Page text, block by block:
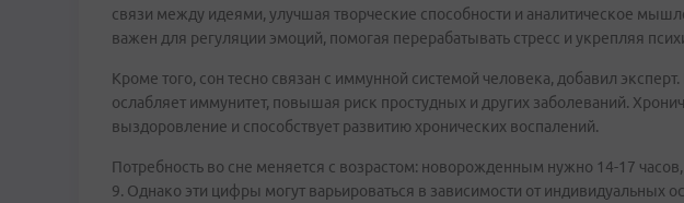
связи между идеями, улучшая творческие способности и аналитическое
важен для регуляции эмоций, помогая перерабатывать стресс и укрепляя
Кроме того, сон тесно связан с иммунной системой человека, добавил
ослабляет иммунитет, повышая риск простудных и других заболеваний.
выздоровление и способствует развитию хронических воспалений.
Потребность во сне меняется с возрастом: новорожденным нужно 14-17
9. Однако эти цифры могут варьироваться в зависимости от индивидуальных